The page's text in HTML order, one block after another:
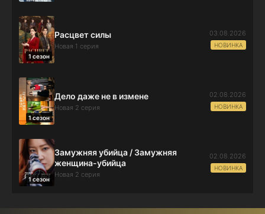
1 сезон
Расцвет силы
Новая 1 серия
03.08.2026
НОВИНКА
1 сезон
Дело даже не в измене
Новая 2 серия
02.08.2026
НОВИНКА
1 сезон
Замужняя убийца / Замужняя
женщина-убийца
Новая 2 серия
02.08.2026
НОВИНКА